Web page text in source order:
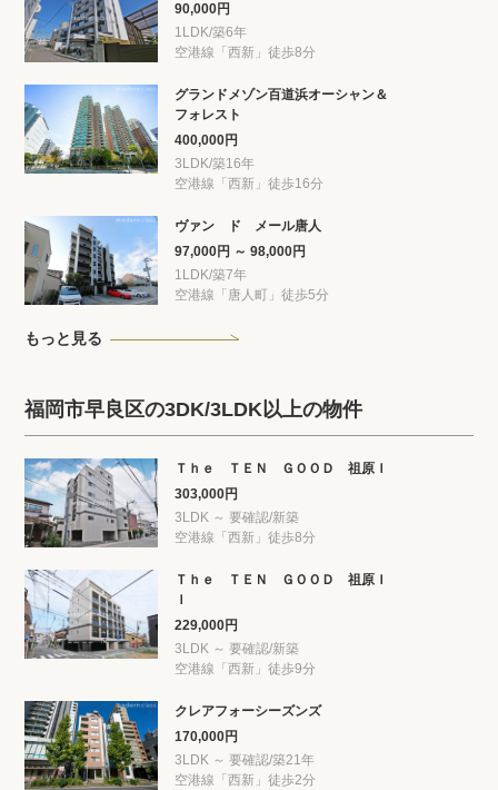
90,000円
1LDK/築6年
空港線「西新」徒歩8分
グランドメゾン百道浜オーシャン＆
フォレスト
400,000円
3LDK/築16年
空港線「西新」徒歩16分
ヴァン ド メール唐人
97,000円 ～ 98,000円
1LDK/築7年
空港線「唐人町」徒歩5分
もっと見る
福岡市早良区の3DK/3LDK以上の物件
Ｔｈｅ ＴＥＮ ＧＯＯＤ 祖原Ｉ
303,000円
3LDK ～ 要確認/新築
空港線「西新」徒歩8分
Ｔｈｅ ＴＥＮ ＧＯＯＤ 祖原Ｉ
Ｉ
229,000円
3LDK ～ 要確認/新築
空港線「西新」徒歩9分
クレアフォーシーズンズ
170,000円
3LDK ～ 要確認/築21年
空港線「西新」徒歩2分